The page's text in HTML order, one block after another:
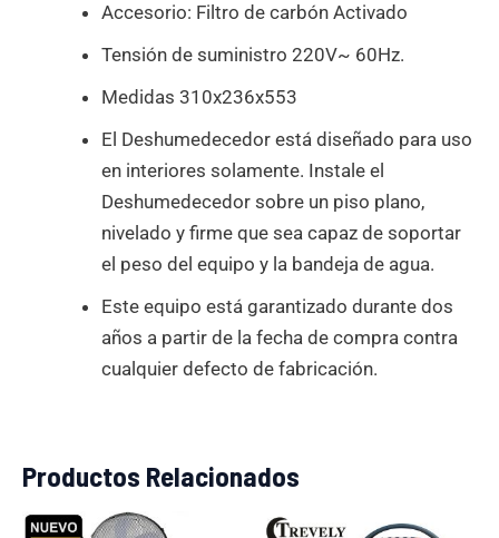
Accesorio: Filtro de carbón Activado
Tensión de suministro 220V~ 60Hz.
Medidas 310x236x553
El Deshumedecedor está diseñado para uso
en interiores solamente. Instale el
Deshumedecedor sobre un piso plano,
nivelado y firme que sea capaz de soportar
el peso del equipo y la bandeja de agua.
Este equipo está garantizado durante dos
años a partir de la fecha de compra contra
cualquier defecto de fabricación.
Productos Relacionados
El